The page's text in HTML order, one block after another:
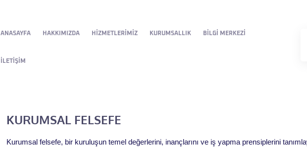
ANASAYFA HAKKIMIZDA HIZMETLERIMIZ KURUMSALLIK BILGI MERKEZI
İLETIŞIM
KURUMSAL FELSEFE
Kurumsal felsefe, bir kuruluşun temel değerlerini, inançlarını ve iş yapma prensiplerini